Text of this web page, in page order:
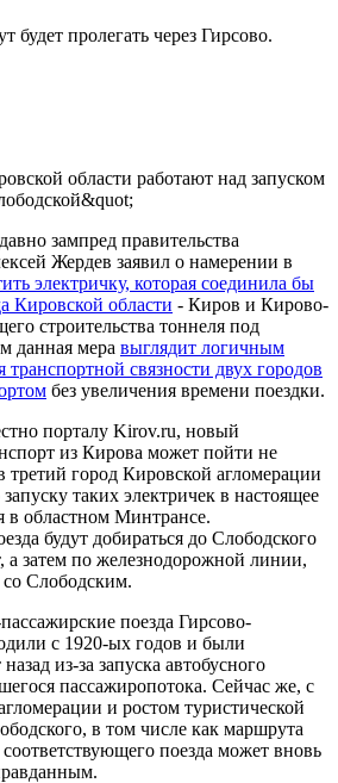
пролегать через Гирсово.
зампред правительства
Жердев заявил о намерении в
электричку, которая соединила бы
Кировской области - Киров и Кирово-
строительства тоннеля под
данная мера выглядит логичным
связности двух городов
без увеличения времени поездки.
порталу Kirov.ru, новый
из Кирова может пойти не
третий город Кировской агломерации
таких электричек в настоящее
в областном Минтрансе.
будут добираться до Слободского
а затем по железнодорожной линии,
Слободским.
поезда Гирсово-
с 1920-ых годов и были
из-за запуска автобусного
пассажиропотока. Сейчас же, с
и ростом туристической
в том числе как маршрута
поезда может вновь